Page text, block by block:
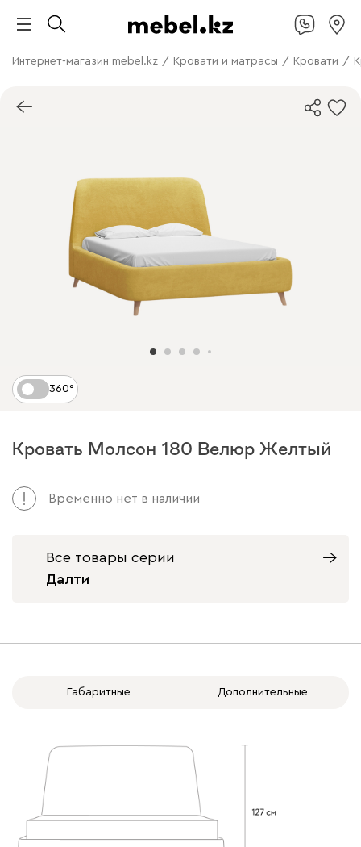
Интернет-магазин mebel.kz / Кровати и матрасы / Кровати /
360°
Кровать Молсон 180 Велюр Желтый
Временно нет в наличии
Все товары серии
Далти
Габаритные Дополнительные